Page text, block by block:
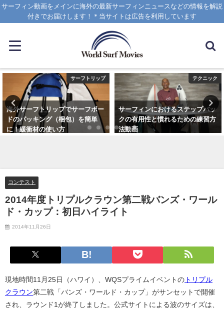
サーフィン動画をメインに海外の最新サーフィンニュースなどの情報を解説
付きでお届けします！＊当サイトは広告を利用しています
サーフトリップ
海外サーフトリップでサーフボー
ドのパッキング（梱包）を簡単
に！緩衝材の使い方
テクニック
サーフィンにおけるステップバッ
クの有用性と慣れるための練習方
法動画
コンテスト
2014年度トリプルクラウン第二戦バンズ・ワール
ド・カップ：初日ハイライト
2014年11月26日
現地時間11月25日（ハワイ）、WQSプライムイベントの トリプル
クラウン第二戦「バンズ・ワールド・カップ」がサンセットで開催
され、ラウンド1が終了しました。公式サイトによる波のサイズは、